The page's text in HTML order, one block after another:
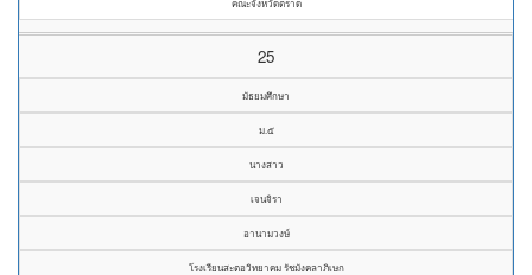
คณะจังหวัดตราด
25
มัธยมศึกษา
ม.๕
นางสาว
เจนจิรา
อานามวงษ์
โรงเรียนสะตอวิทยาคม รัชมังคลาภิเษก